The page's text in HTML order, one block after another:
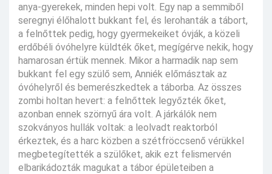
anya-gyerekek, minden hepi volt. Egy nap a semmiből
seregnyi élőhalott bukkant fel, és lerohanták a tábort,
a felnőttek pedig, hogy gyermekeiket óvják, a közeli
erdőbéli óvóhelyre küldték őket, megígérve nekik, hogy
hamarosan értük mennek. Mikor a harmadik nap sem
bukkant fel egy szülő sem, Anniék előmásztak az
óvóhelyről és bemerészkedtek a táborba. Az összes
zombi holtan hevert: a felnőttek legyőzték őket,
azonban ennek szörnyű ára volt. A járkálók nem
szokványos hullák voltak: a leolvadt reaktorból
érkeztek, és a harc közben a szétfröccsenő vérükkel
megbetegítették a szülőket, akik ezt felismervén
elbarikádozták magukat a tábor épületeiben a